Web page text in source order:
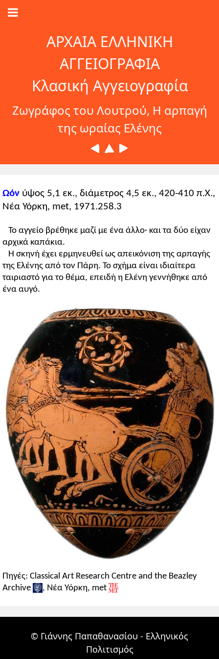
ΑΡΧΑΙΑ ΕΛΛΗΝΙΚΗ
ΑΓΓΕΙΟΓΡΑΦΙΑ
Κλασική Αγγειογραφία
Ζωγράφος του Λουτρού, Η αρπαγή
της ωραίας Ελένης
Ωόν ύψος 5,1 εκ., διάμετρος 4,5 εκ., 420-410 π.Χ.,
Νέα Υόρκη, met, 1971.258.3
Το αγγείο βρέθηκε μαζί με ένα άλλο· και τα δύο είχαν
αρχικά καπάκια.
Η σκηνή έχει ερμηνευθεί ως απεικόνιση της αρπαγής
της Ελένης από τον Πάρη. Το σχήμα είναι ιδιαίτερα
ταιριαστό για το θέμα, επειδή η Ελένη γεννήθηκε από
ένα αυγό.
Πηγές: Classical Art Research Centre and the Beazley
Archive
, Νέα Υόρκη, met
© Γιάννης Παπαθανασίου - Ελληνικός
Πολιτισμός